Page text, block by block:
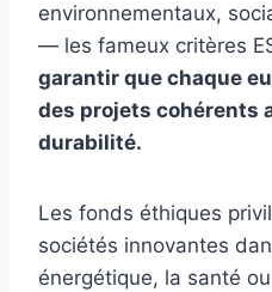
environnementaux,
— les fameux critères
garantir que chaque
des projets cohérents
durabilité.
Les fonds éthiques
sociétés innovantes
énergétique, la santé